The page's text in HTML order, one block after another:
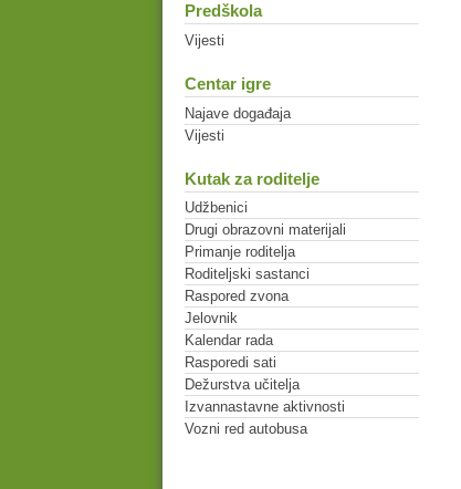
Predškola
Vijesti
Centar igre
Najave događaja
Vijesti
Kutak za roditelje
Udžbenici
Drugi obrazovni materijali
Primanje roditelja
Roditeljski sastanci
Raspored zvona
Jelovnik
Kalendar rada
Rasporedi sati
Dežurstva učitelja
Izvannastavne aktivnosti
Vozni red autobusa